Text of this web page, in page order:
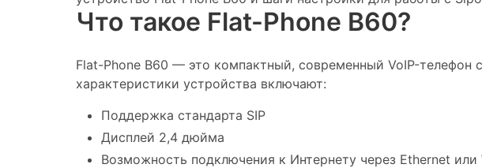
Что такое Flat-Phone B60?
Flat-Phone B60 — это компактный, современный VoIP-
характеристики устройства включают:
Поддержка стандарта SIP
Дисплей 2,4 дюйма
Возможность подключения к Интернету через Ethernet или